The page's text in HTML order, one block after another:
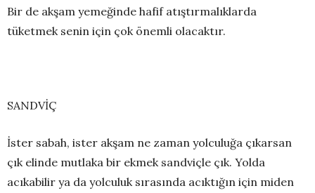
Bir de akşam yemeğinde hafif atıştırmalıklarda
tüketmek senin için çok önemli olacaktır.
SANDVİÇ
İster sabah, ister akşam ne zaman yolculuğa çıkarsan
çık elinde mutlaka bir ekmek sandviçle çık. Yolda
acıkabilir ya da yolculuk sırasında acıktığın için miden